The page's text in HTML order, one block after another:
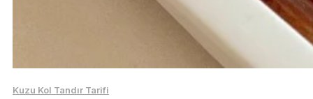
Kuzu Kol Tandır Tarifi